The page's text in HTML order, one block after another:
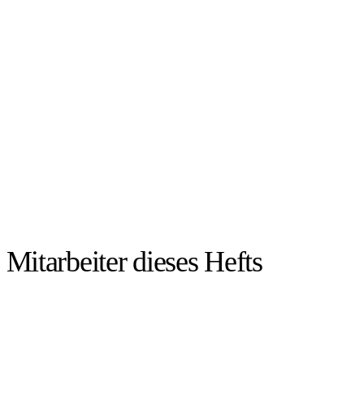
Mitarbeiter dieses Hefts